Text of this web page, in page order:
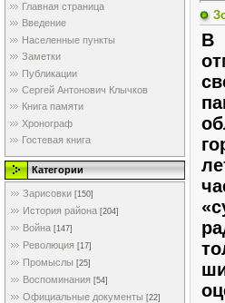
Главная страница
Введение
Населенные пункты
Заметки
Публикации
Сергей Антонович Клычков
Книга памяти
Хронограф
Гостевая книга
Категории
Зарисовки [150]
История района [204]
Война [147]
Революция [17]
Промыслы [25]
Воспоминания [54]
Официальные документы [22]
В